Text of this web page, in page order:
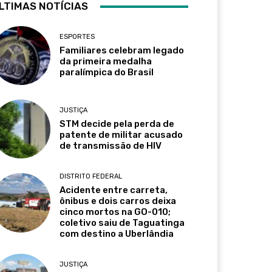
NOTÍCIAS
ESPORTES
Familiares celebram legado
da primeira medalha
paralímpica do Brasil
JUSTIÇA
STM decide pela perda de
patente de militar acusado
de transmissão de HIV
DISTRITO FEDERAL
Acidente entre carreta,
ônibus e dois carros deixa
cinco mortos na GO-010;
coletivo saiu de Taguatinga
com destino a Uberlândia
JUSTIÇA